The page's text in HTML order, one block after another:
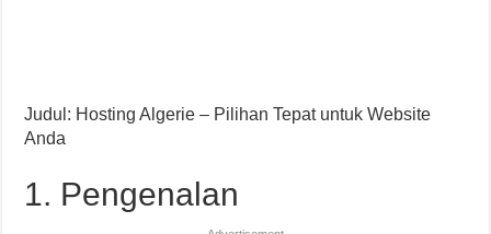
Judul: Hosting Algerie – Pilihan Tepat untuk Website
Anda
1. Pengenalan